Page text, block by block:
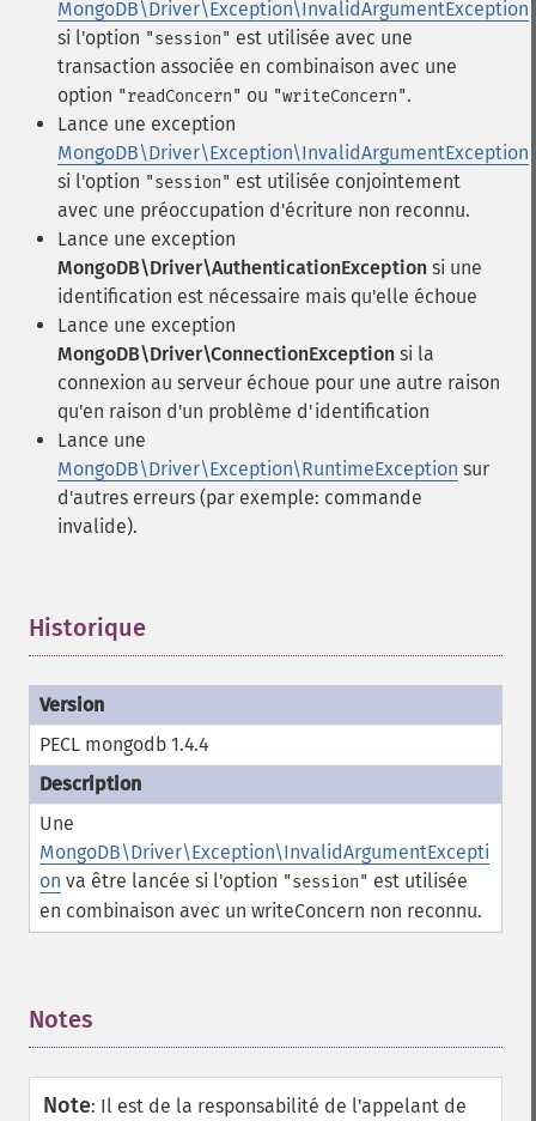
MongoDB\Driver\Exception\InvalidArgumentException
si l'option "session" est utilisée avec une
transaction associée en combinaison avec une
option "readConcern" ou "writeConcern".
Lance une exception
MongoDB\Driver\Exception\InvalidArgumentException
si l'option "session" est utilisée conjointement
avec une préoccupation d'écriture non reconnu.
Lance une exception
MongoDB\Driver\AuthenticationException si une
identification est nécessaire mais qu'elle échoue
Lance une exception
MongoDB\Driver\ConnectionException si la
connexion au serveur échoue pour une autre raison
qu'en raison d'un problème d'identification
Lance une
MongoDB\Driver\Exception\RuntimeException sur
d'autres erreurs (par exemple: commande
invalide).
Historique
PECL mongodb 1.4.4
Une
MongoDB\Driver\Exception\InvalidArgumentExcepti
on va être lancée si l'option "session" est utilisée
en combinaison avec un writeConcern non reconnu.
Notes
Note: Il est de la responsabilité de l'appelant de